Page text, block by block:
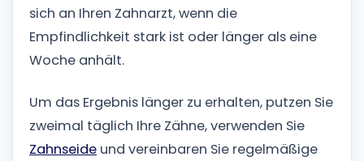
sich an Ihren Zahnarzt, wenn die
Empfindlichkeit stark ist oder länger als eine
Woche anhält.
Um das Ergebnis länger zu erhalten, putzen Sie
zweimal täglich Ihre Zähne, verwenden Sie
Zahnseide und vereinbaren Sie regelmäßige